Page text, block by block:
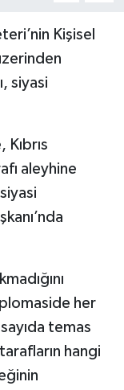
Kişisel
siyasi
aleyhine
her
temas
hangi